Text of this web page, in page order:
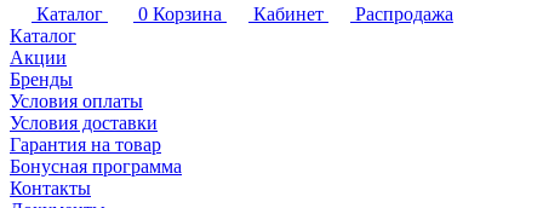
Каталог
0 Корзина Кабинет
Распродажа
Каталог
Акции
Бренды
Условия оплаты
Условия доставки
Гарантия на товар
Бонусная программа
Контакты